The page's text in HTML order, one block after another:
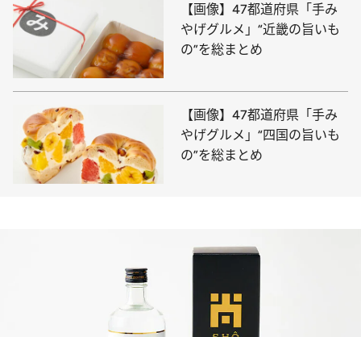
【画像】47都道府県「手み
やげグルメ」“近畿の旨いも
の”を総まとめ
【画像】47都道府県「手み
やげグルメ」“四国の旨いも
の”を総まとめ